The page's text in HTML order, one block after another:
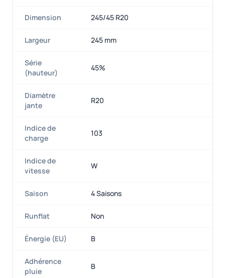
Dimension 245/45 R20
Largeur 245 mm
Série
(hauteur)
45%
Diamètre
jante
R20
Indice de
charge
103
Indice de
vitesse
W
Saison 4 Saisons
Runflat Non
Énergie (EU) B
Adhérence
pluie
B